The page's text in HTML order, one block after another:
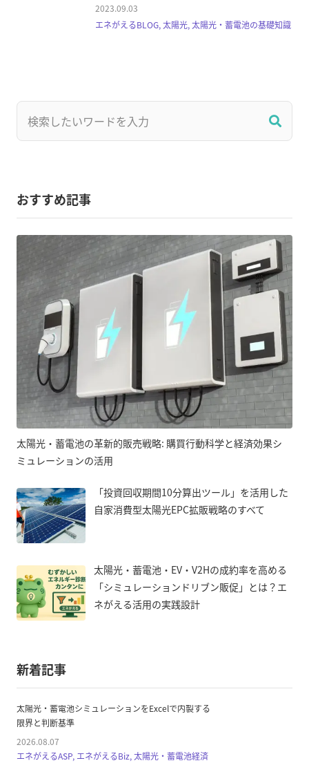
2023.09.03
エネがえるBLOG, 太陽光, 太陽光・蓄電池の基礎知識
おすすめ記事
太陽光・蓄電池の革新的販売戦略: 購買行動科学と経済効果シ
ミュレーションの活用
「投資回収期間10分算出ツール」を活用した
自家消費型太陽光EPC拡販戦略のすべて
太陽光・蓄電池・EV・V2Hの成約率を高める
「シミュレーションドリブン販促」とは？エ
ネがえる活用の実践設計
新着記事
太陽光・蓄電池シミュレーションをExcelで内製する
限界と判断基準
2026.08.07
エネがえるASP, エネがえるBiz, 太陽光・蓄電池経済